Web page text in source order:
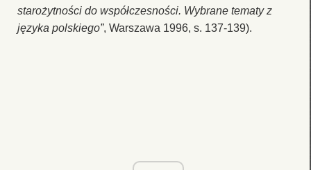
starożytności do współczesności. Wybrane tematy z
języka polskiego”, Warszawa 1996, s. 137-139).